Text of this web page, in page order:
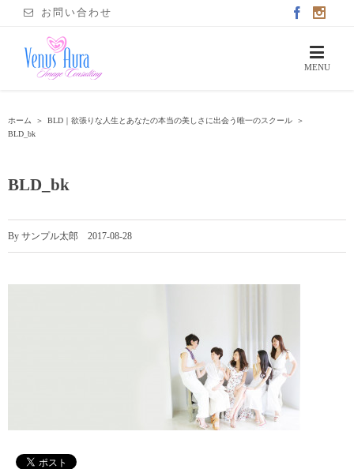
お問い合わせ
ホーム ＞ BLD｜欲張りな人生とあなたの本当の美しさに出会う唯一のスクール
＞
BLD_bk
BLD_bk
By サンプル太郎 2017-08-28